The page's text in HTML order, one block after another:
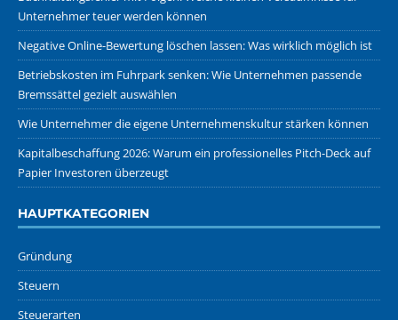
Unternehmer teuer werden können
Negative Online-Bewertung löschen lassen: Was wirklich möglich ist
Betriebskosten im Fuhrpark senken: Wie Unternehmen passende
Bremssättel gezielt auswählen
Wie Unternehmer die eigene Unternehmenskultur stärken können
Kapitalbeschaffung 2026: Warum ein professionelles Pitch-Deck auf
Papier Investoren überzeugt
HAUPTKATEGORIEN
Gründung
Steuern
Steuerarten